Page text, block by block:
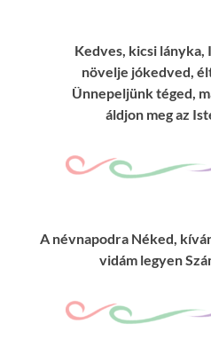
Kedves, kicsi lányka,
növelje jókedved,
Ünnepeljünk téged,
áldjon meg az
A névnapodra Néked,
vidám legyen